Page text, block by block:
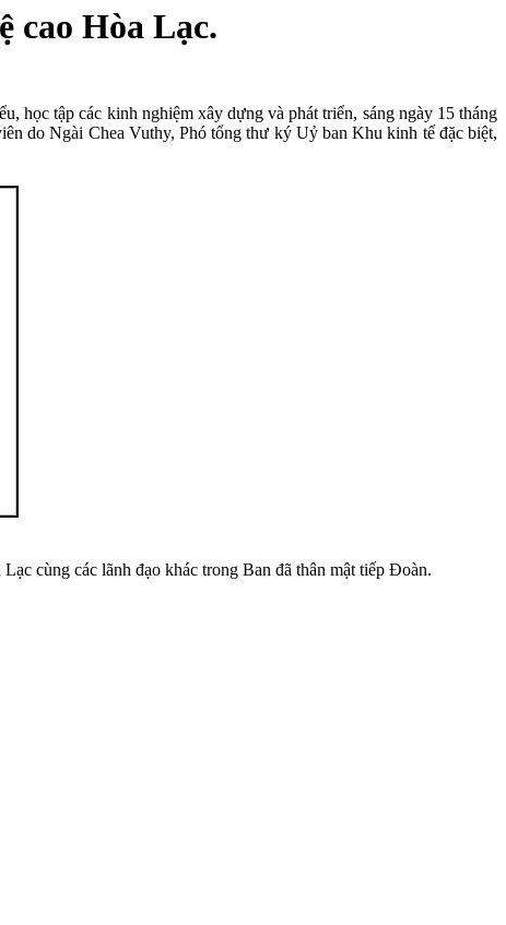
cao Hòa Lạc.
học tập các kinh nghiệm xây dựng và phát triển, sáng ngày 15 tháng
do Ngài Chea Vuthy, Phó tổng thư ký Uỷ ban Khu kinh tế đặc biệt,
cùng các lãnh đạo khác trong Ban đã thân mật tiếp Đoàn.